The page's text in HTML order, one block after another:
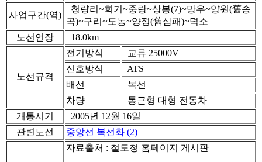
사업구간(역)
청량리~회기~중랑~상봉(7)~망우~양원(舊송
곡)~구리~도농~양정(舊삼패)~덕소
노선연장
18.0km
노선규격
전기방식
교류 25000V
신호방식
ATS
배선
복선
차량
통근형 대형 전동차
개통시기
2005년 12월 16일
관련노선
중앙선 복선화 (2)
자료출처 : 철도청 홈페이지 게시판